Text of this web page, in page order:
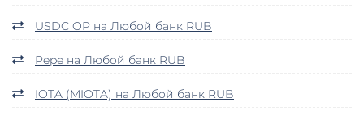
USDC OP на Любой банк RUB
Pepe на Любой банк RUB
IOTA (MIOTA) на Любой банк RUB